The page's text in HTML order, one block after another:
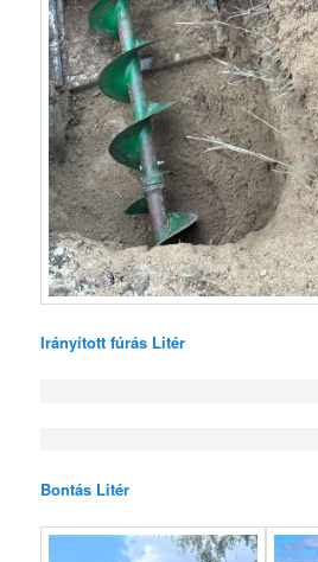
Irányított fúrás Litér
Bontás Litér